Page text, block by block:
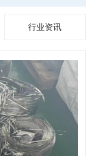
行业资讯